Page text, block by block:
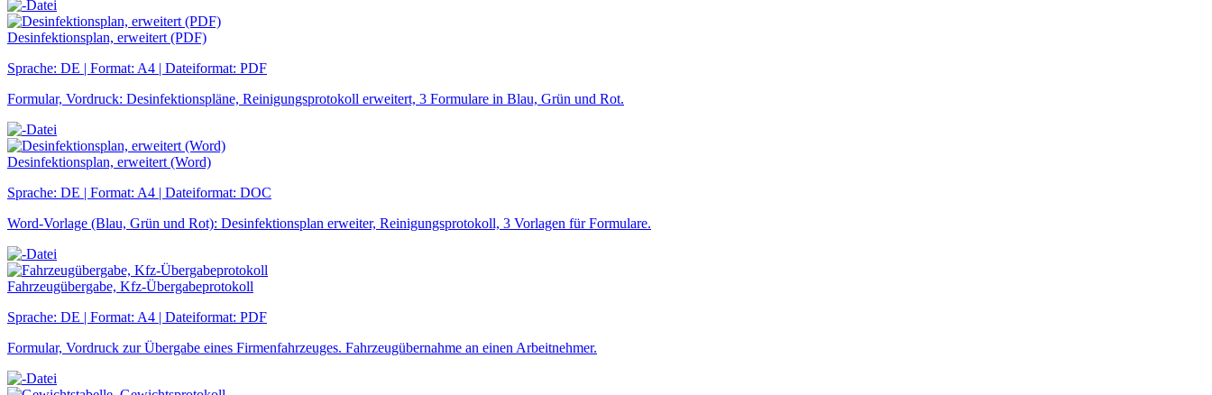
Desinfektionsplan, erweitert (PDF)
Sprache: DE | Format: A4 | Dateiformat: PDF
Formular, Vordruck: Desinfektionspläne, Reinigungsprotokoll erweitert, 3 Formulare in Blau, Grün und Rot.
Desinfektionsplan, erweitert (Word)
Sprache: DE | Format: A4 | Dateiformat: DOC
Word-Vorlage (Blau, Grün und Rot): Desinfektionsplan erweiter, Reinigungsprotokoll, 3 Vorlagen für Formulare.
Fahrzeugübergabe, Kfz-Übergabeprotokoll
Sprache: DE | Format: A4 | Dateiformat: PDF
Formular, Vordruck zur Übergabe eines Firmenfahrzeuges. Fahrzeugübernahme an einen Arbeitnehmer.